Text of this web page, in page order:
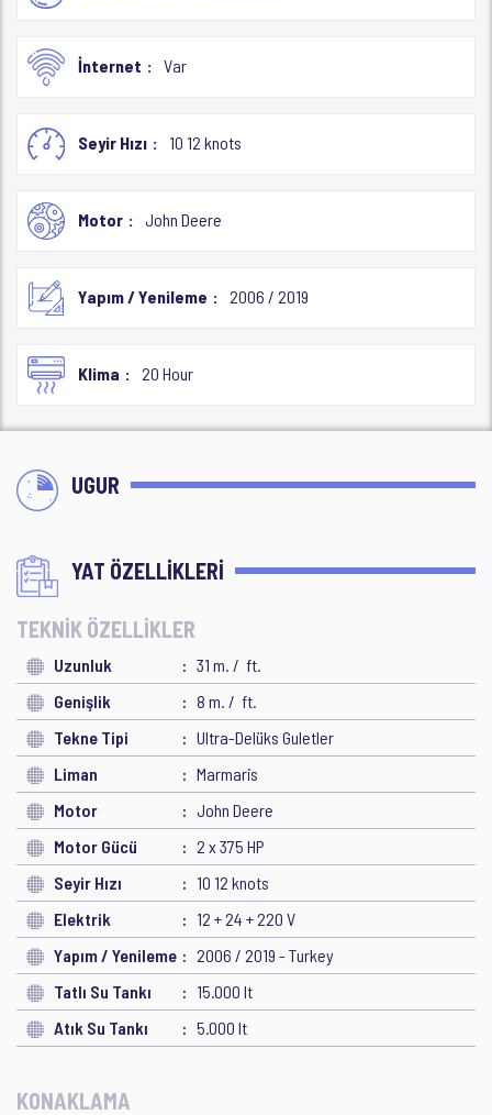
İnternet Var
Seyir Hızı 10 12 knots
Motor John Deere
Yapım / Yenileme 2006 / 2019
Klima 20 Hour
UGUR
YAT ÖZELLİKLERİ
TEKNİK ÖZELLİKLER
Uzunluk
31 m. / ft.
Genişlik
8 m. / ft.
Tekne Tipi
Ultra-Delüks Guletler
Liman
Marmaris
Motor
John Deere
Motor Gücü
2 x 375 HP
Seyir Hızı
10 12 knots
Elektrik
12 + 24 + 220 V
Yapım / Yenileme
2006 / 2019 - Turkey
Tatlı Su Tankı
15.000 lt
Atık Su Tankı
5.000 lt
KONAKLAMA